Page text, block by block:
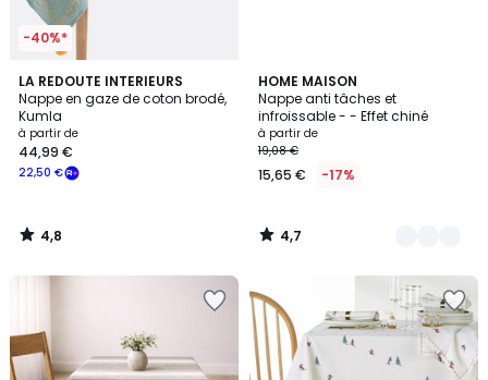
-40%*
LA REDOUTE INTERIEURS
Nappe en gaze de coton brodé,
Kumla
à partir de
22,50 €
44,99 €
4,8
/ 5
4,8
/
HOME MAISON
Nappe anti tâches et
infroissable - - Effet chiné
à partir de
19,08 €
15,65 € -17%
4,7
/ 5
3
Couleurs
4,7
/